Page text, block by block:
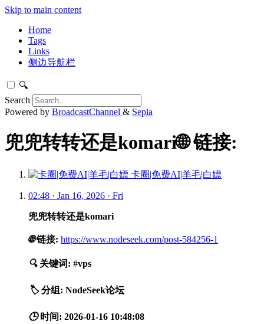
Skip to main content
Home
Tags
Links
侧边导航栏
🔍
Search
Powered by BroadcastChannel & Sepia
兜兜转转还是komari🌐 链接:
卡圈|免费AI|羊毛|白嫖
02:48 · Jan 16, 2026 · Fri
兜兜转转还是komari
🌐 链接: https://www.nodeseek.com/post-584256-1
🔍 关键词: #vps
🏷️ 分组: NodeSeek论坛
🕒 时间: 2026-01-16 10:48:08